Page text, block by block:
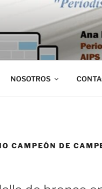
NOSOTROS
CAMPEÓN DE